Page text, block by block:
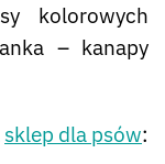
kolorowych
– kanapy
sklep dla psów: